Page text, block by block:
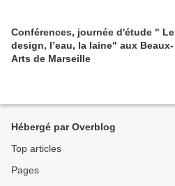
Conférences, journée d'étude " Le
design, l’eau, la laine" aux Beaux-
Arts de Marseille
Hébergé par Overblog
Top articles
Pages